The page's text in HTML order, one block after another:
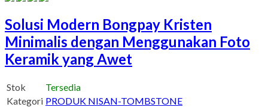
Solusi Modern Bongpay Kristen
Minimalis dengan Menggunakan Foto
Keramik yang Awet
Stok
Tersedia
Kategori PRODUK NISAN-TOMBSTONE